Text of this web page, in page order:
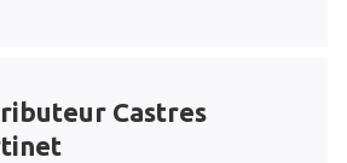
Castres